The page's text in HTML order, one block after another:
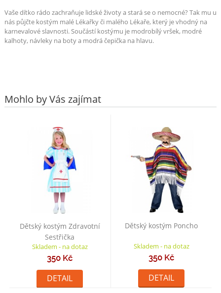
Vaše dítko rádo zachraňuje lidské životy a stará se o nemocné? Tak mu u
nás půjčte kostým malé Lékařky či malého Lékaře, který je vhodný na
karnevalové slavnosti. Součástí kostýmu je modrobílý vršek, modré
kalhoty, návleky na boty a modrá čepička na hlavu.
Mohlo by Vás zajímat
Dětský kostým Zdravotní
Sestřička
Skladem - na dotaz
350 Kč
DETAIL
Dětský kostým Poncho
Skladem - na dotaz
350 Kč
DETAIL